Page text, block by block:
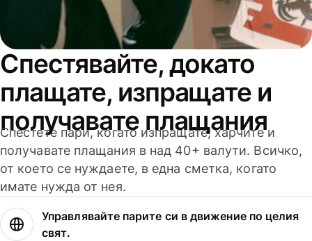
Спестявайте, докато
плащате, изпращате и
получавате плащания
Спестете пари, когато изпращате, харчите и
получавате плащания в над 40+ валути. Всичко,
от което се нуждаете, в една сметка, когато
имате нужда от нея.
Управлявайте парите си в движение по целия
свят.